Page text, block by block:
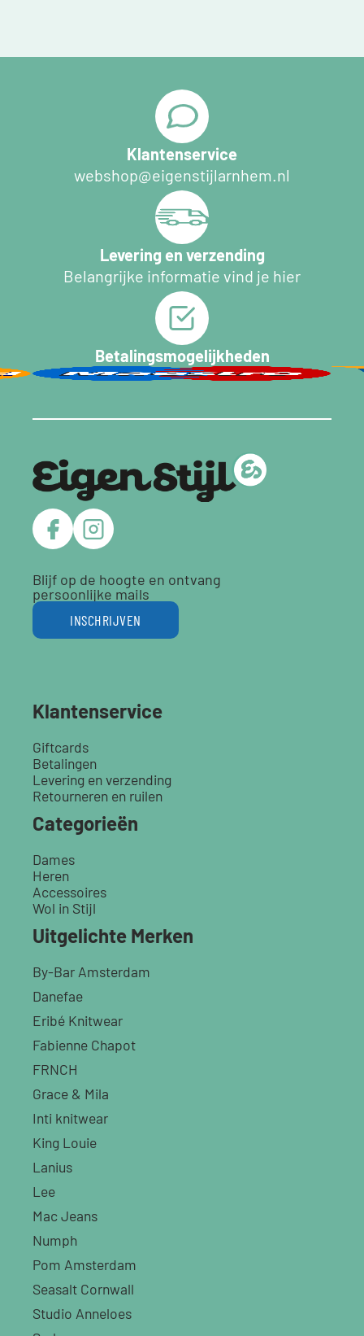
Klantenservice
webshop@eigenstijlarnhem.nl
Levering en verzending
Belangrijke informatie vind je hier
Betalingsmogelijkheden
Blijf op de hoogte en ontvang
persoonlijke mails
INSCHRIJVEN
Klantenservice
Giftcards
Betalingen
Levering en verzending
Retourneren en ruilen
Categorieën
Dames
Heren
Accessoires
Wol in Stijl
Uitgelichte Merken
By-Bar Amsterdam
Danefae
Eribé Knitwear
Fabienne Chapot
FRNCH
Grace & Mila
Inti knitwear
King Louie
Lanius
Lee
Mac Jeans
Numph
Pom Amsterdam
Seasalt Cornwall
Studio Anneloes